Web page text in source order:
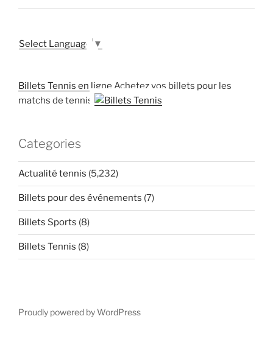
Select Language ▼
Billets Tennis en ligne Achetez vos billets pour les
matchs de tennis
Categories
Actualité tennis (5,232)
Billets pour des événements (7)
Billets Sports (8)
Billets Tennis (8)
Proudly powered by WordPress